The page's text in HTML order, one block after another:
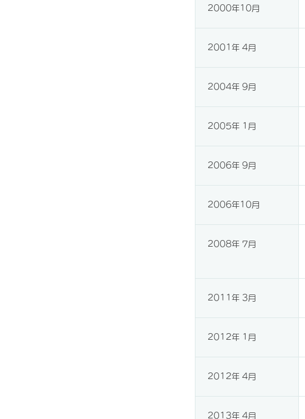
2000年10月
2001年 4月
2004年 9月
2005年 1月
2006年 9月
2006年10月
2008年 7月
2011年 3月
2012年 1月
2012年 4月
2013年 4月